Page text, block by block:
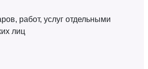
работ, услуг отдельными
лиц